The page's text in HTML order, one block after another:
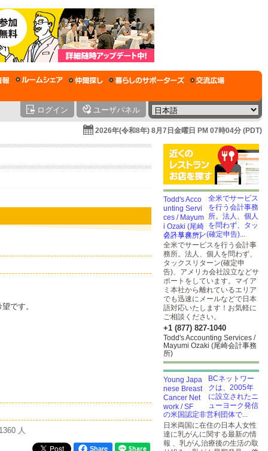
ログイン ユーザパネル
2026年(令和8年) 8月7日金曜日 PM 07時04分 (PDT)
です。
人
Share
全米でサービス
を行う会計事務
所。法人、個人
を問わず、タッ
クスリターン(確定申告)...
全米でサービスを行う会計事
務所。法人、個人を問わず、
タックスリターン(確定申
告)、アメリカ会社設立などサ
ポートをしています。マイア
ミ本社から離れているエリア
でも迅速にメールなどで日本
語対応いたします！お気軽に
ご相談ください。
+1 (877) 827-1040
Todd's Accounting Services /
Mayumi Ozaki (尾崎会計事務
所)
BCネットワー
クは、2005年
に設立されたニ
ューヨーク発信
の米国認定非営利団体で...
日米両国に在住の日本人女性
達に乳がんに関する最新の情
報 、乳がん治療後の生活の取